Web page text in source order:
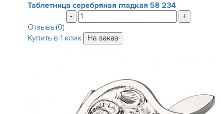
Таблетница серебряная гладкая 58 234
-
+
Отзывы(0)
Купить в 1 клик